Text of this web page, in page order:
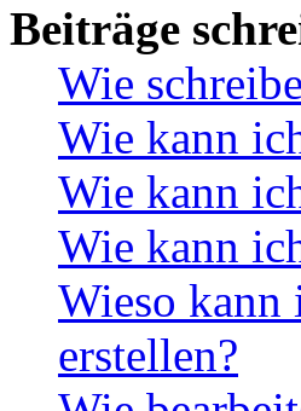
Beiträge
Wie
Wie kann
Wie kann
Wie kann
Wieso
erstellen?